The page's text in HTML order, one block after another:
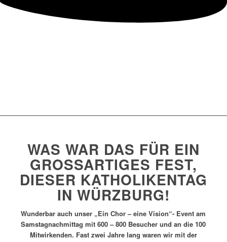
WAS WAR DAS FÜR EIN
GROSSARTIGES FEST, D
IESER KATHOLIKENTAG I
N WÜRZBURG!
Wunderbar auch unser „Ein Chor – eine Vision“- Event am
Samstagnachmittag mit 600 – 800 Besucher und an die 100
Mitwirkenden. Fast zwei Jahre lang waren wir mit der